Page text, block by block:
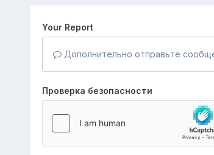
Your Report
Дополнительно отправьте
Проверка безопасности